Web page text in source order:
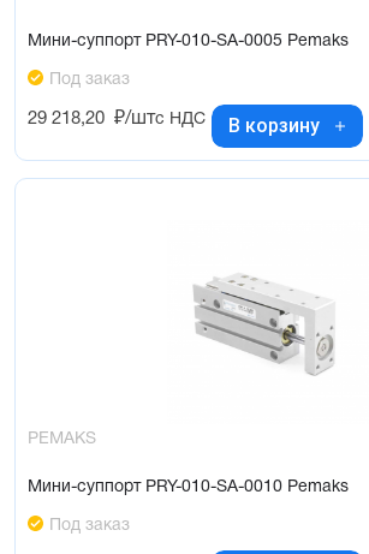
Мини-суппорт PRY-010-SA-0005 Pemaks
Под заказ
29 218,20 ₽/штс НДС В корзину
PEMAKS
Мини-суппорт PRY-010-SA-0010 Pemaks
Под заказ